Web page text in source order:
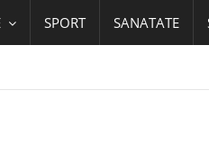
SPORT SANATATE